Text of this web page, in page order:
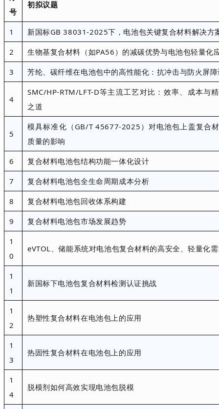
号
初拟议题
1 新国标GB 38031-2025下，电池包关键复合材料解决方
2 生物基复合材料（如PA56）的减碳优势与电池包轻量化
3 芳纶、碳纤维在电池包中的高性能化：抗冲击与防火屏
4
SMC/HP-RTM/LFT-D等主流工艺对比：效率、成本与
之道
5
模具标准化（ GB/T 45677-2025）对电池包上盖复合
质量的影响
6 复合材料电池包结构功能一体化设计
7 复合材料电池包全生命周期成本分析
8 复合材料电池包回收体系构建
9 复合材料电池包市场发展趋势
1
0
eVTOL、储能系统对电池包复合材料的高安全、轻量化
1
1
新国标下电池包复合材料检测认证挑战
1
2
热塑性复合材料在电池包上的应用
1
3
热固性复合材料在电池包上的应用
1
4
脱模剂如何高效实现电池包脱模